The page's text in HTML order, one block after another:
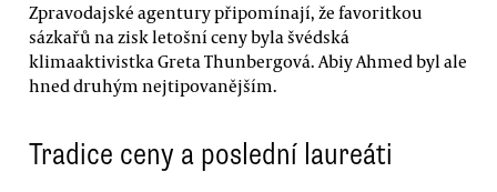
Zpravodajské agentury připomínají, že favoritkou
sázkařů na zisk letošní ceny byla švédská
klimaaktivistka Greta Thunbergová. Abiy Ahmed byl ale
hned druhým nejtipovanějším.
Tradice ceny a poslední laureáti